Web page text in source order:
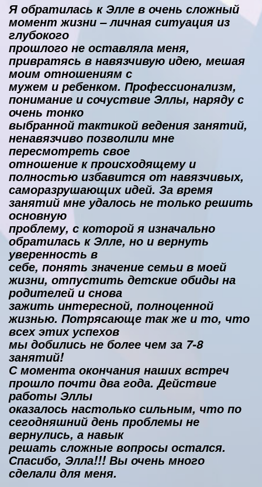
Я обратилась к Элле в очень сложный
момент жизни – личная ситуация из
глубокого
прошлого не оставляла меня,
привратясь в навязчивую идею, мешая
моим отношениям с
мужем и ребенком. Профессионализм,
понимание и сочуствие Эллы, наряду с
очень тонко
выбранной тактикой ведения занятий,
ненавязчиво позволили мне
пересмотреть свое
отношение к происходящему и
полностью избавится от навязчивых,
саморазрушающих идей. За время
занятий мне удалось не только решить
основную
проблему, с которой я изначально
обратилась к Элле, но и вернуть
уверенность в
себе, понять значение семьи в моей
жизни, отпустить детские обиды на
родителей и снова
зажить интересной, полноценной
жизнью. Потрясающе так же и то, что
всех этих успехов
мы добились не более чем за 7-8
занятий!
С момента окончания наших встреч
прошло почти два года. Действие
работы Эллы
оказалось настолько сильным, что по
сегодняшний день проблемы не
вернулись, а навык
решать сложные вопросы остался.
Спасибо, Элла!!! Вы очень много
сделали для меня.